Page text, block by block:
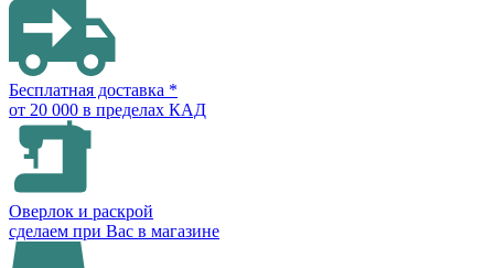
Бесплатная доставка *
от 20 000 в пределах КАД
Оверлок и раскрой
сделаем при Вас в магазине